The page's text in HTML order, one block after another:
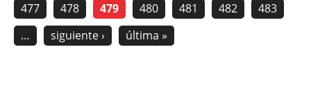
477
478 479 480 481 482
483
…
siguiente › última »